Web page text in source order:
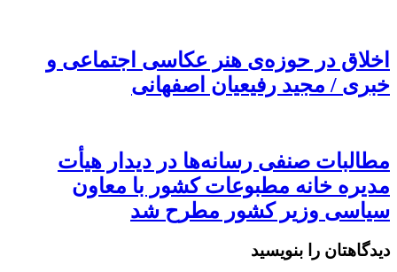
اخلاق در حوزه‌ی هنر عکاسی اجتماعی و
خبری / مجید رفیعیان اصفهانی
مطالبات صنفی رسانه‌ها در دیدار هیأت
مدیره خانه مطبوعات کشور با معاون
سیاسی وزیر کشور مطرح شد
دیدگاهتان را بنویسید